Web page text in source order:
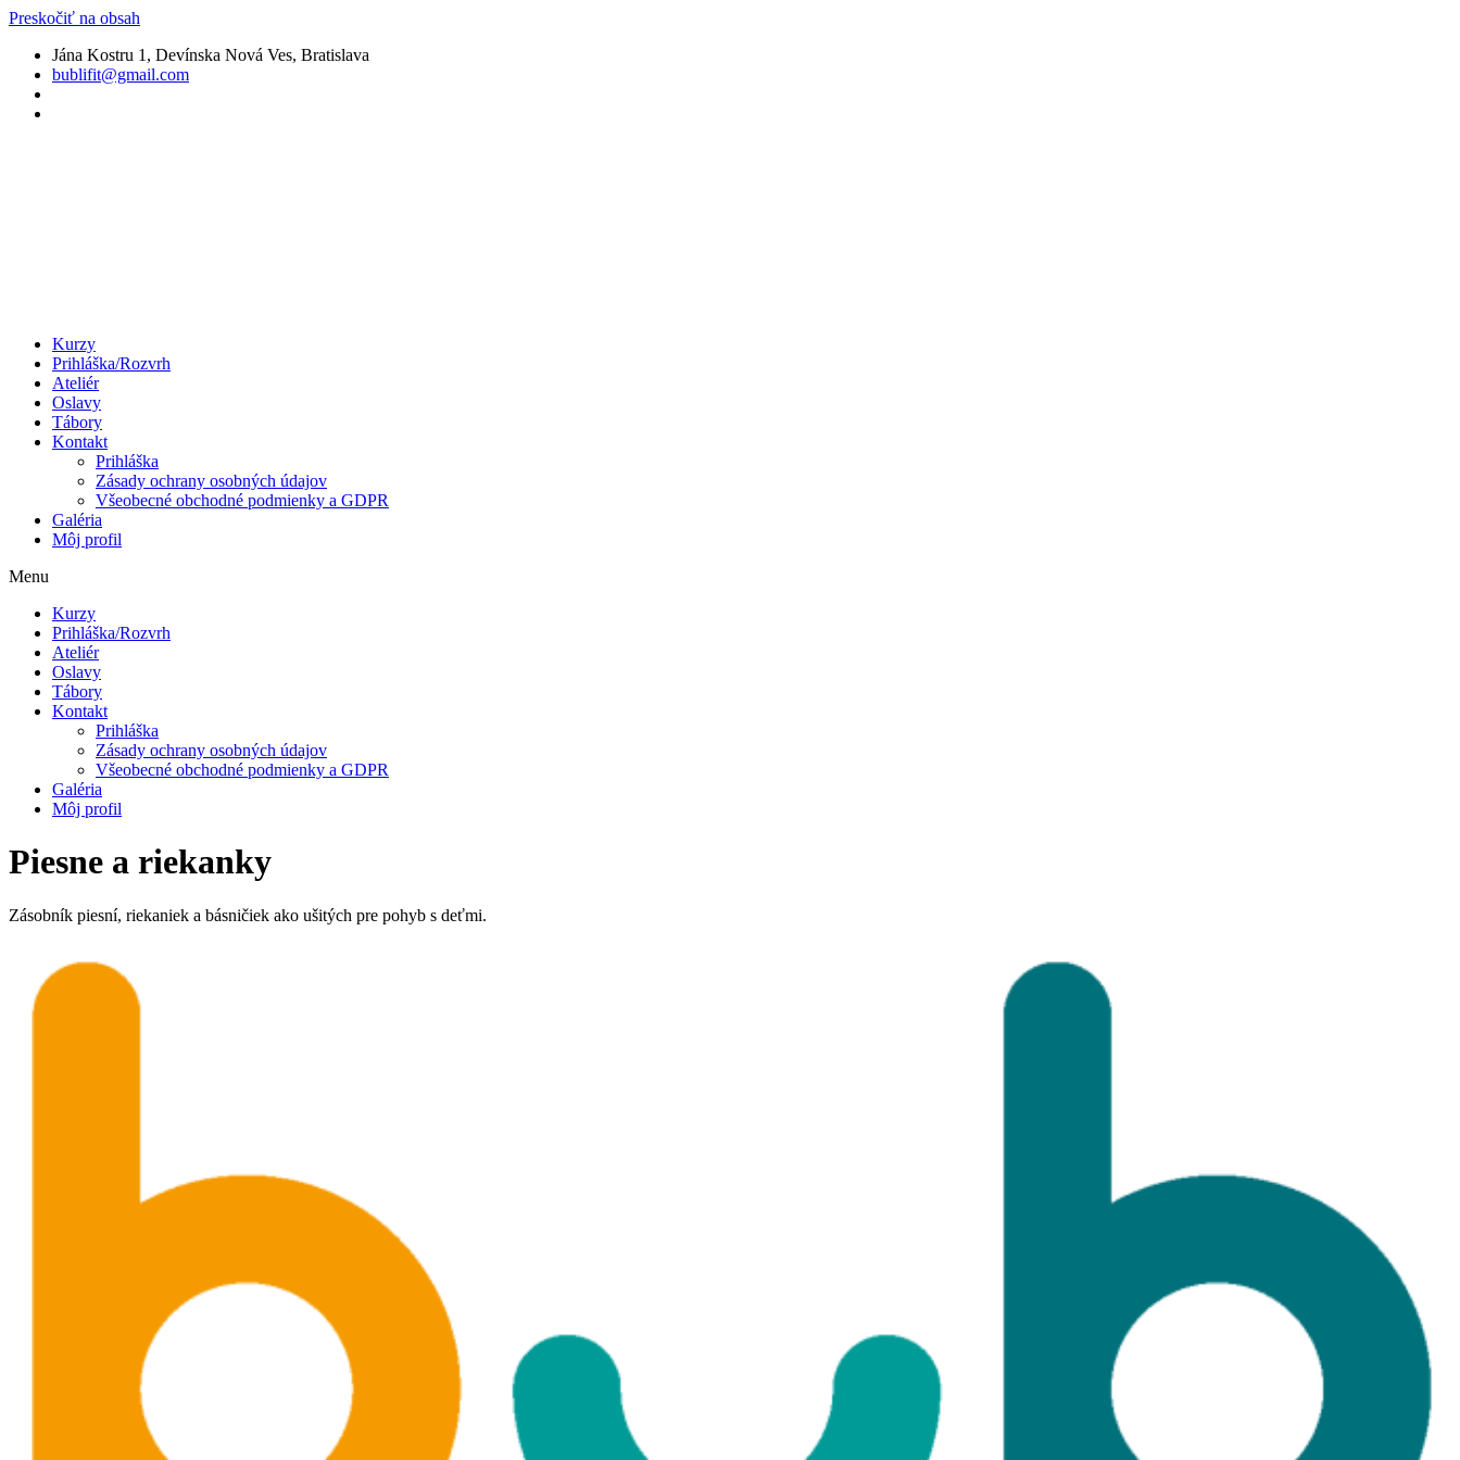
Preskočiť na obsah
Jána Kostru 1, Devínska Nová Ves, Bratislava
bublifit@gmail.com
Kurzy
Prihláška/Rozvrh
Ateliér
Oslavy
Tábory
Kontakt
Prihláška
Zásady ochrany osobných údajov
Všeobecné obchodné podmienky a GDPR
Galéria
Môj profil
Menu
Kurzy
Prihláška/Rozvrh
Ateliér
Oslavy
Tábory
Kontakt
Prihláška
Zásady ochrany osobných údajov
Všeobecné obchodné podmienky a GDPR
Galéria
Môj profil
Piesne a riekanky
Zásobník piesní, riekaniek a básničiek ako ušitých pre pohyb s deťmi.